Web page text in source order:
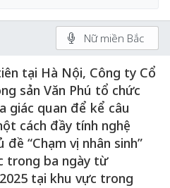
Nữ miền Bắc
tại Hà Nội, Công ty Cổ
sản Văn Phú tổ chức
giác quan để kể câu
cách đầy tính nghệ
“Chạm vị nhân sinh”
trong ba ngày từ
tại khu vực trong